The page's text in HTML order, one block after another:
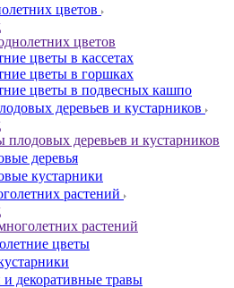
цветов
цветов
цветы в кассетах
цветы в горшках
цветы в подвесных кашпо
деревьев и кустарников
деревьев и кустарников
деревья
кустарники
растений
растений
цветы
и декоративные травы